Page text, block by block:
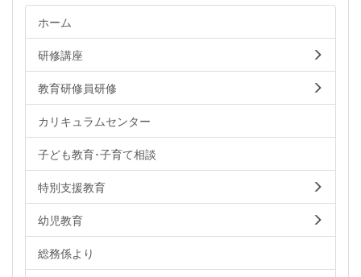
ホーム
研修講座
教育研修員研修
カリキュラムセンター
子ども教育･子育て相談
特別支援教育
幼児教育
総務係より